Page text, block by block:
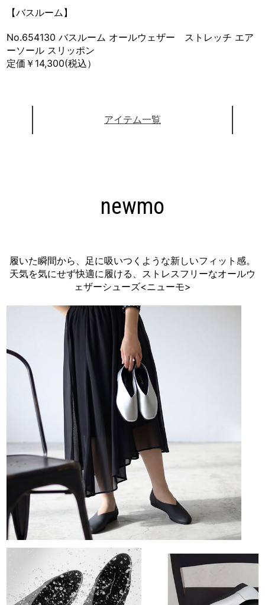
【バスルーム】
No.654130 バスルーム オールウェザー ストレッチ エア
ーソール スリッポン
定価￥14,300(税込）
アイテム一覧
newmo
履いた瞬間から、足に吸いつくような新しいフィット感。
天気を気にせず快適に履ける、ストレスフリーなオールウ
ェザーシューズ<ニューモ>